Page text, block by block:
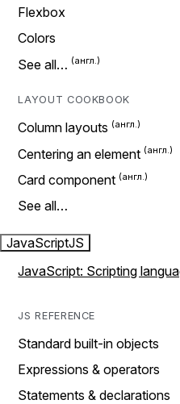
Flexbox
Colors
See all…
LAYOUT COOKBOOK
Column layouts
Centering an element
Card component
See all…
JavaScriptJS
JavaScript: Scripting
JS REFERENCE
Standard built-in objects
Expressions & operators
Statements & declarations